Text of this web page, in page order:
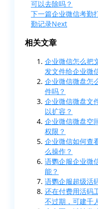
可以去除吗？
下一篇企业微信考勤
勤记录Next
相关文章
企业微信怎么把
发文件给企业微
企业微信微盘怎
件吗？
企业微信微盘文
以扩容？
企业微信微盘空
权限？
企业微信如何查
么操作？
语鹦企服企业微
能？
语鹦企服超级活
还在付费用活码
不过期，可建千